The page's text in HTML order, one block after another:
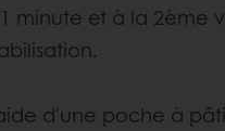
minute et à la 2ème
d'une poche à